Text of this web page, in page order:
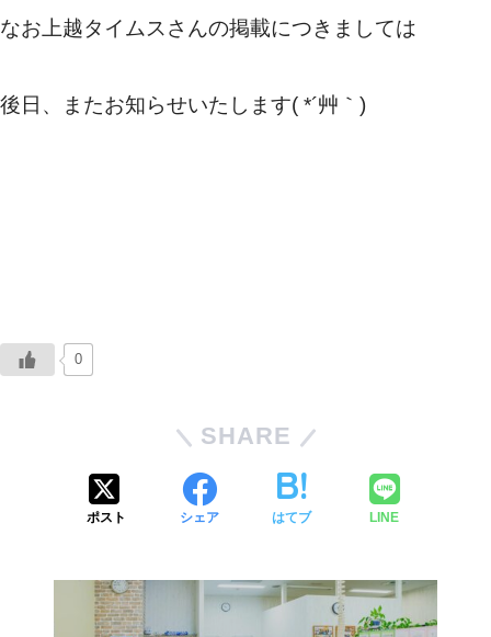
なお上越タイムスさんの掲載につきましては
後日、またお知らせいたします( *´艸｀)
0
SHARE
ポスト シェア はてブ LINE